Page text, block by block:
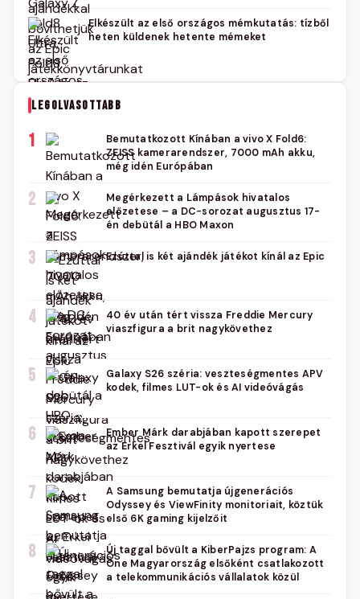
Elkészült az első országos mémkutatás: tízből
heten küldenek hetente mémeket
LEGOLVASOTTABB
1
Bemutatkozott Kínában a vivo X Fold6:
ZEISS kamerarendszer, 7000 mAh akku,
még idén Európában
2
Megérkezett a Lámpások hivatalos
előzetese – a DC-sorozat augusztus 17-
én debütál a HBO Maxon
3 Ezúttal is két ajándék játékot kínál az Epic
4
40 év után tért vissza Freddie Mercury
viaszfigura a brit nagykövethez
5
Galaxy S26 széria: veszteségmentes APV
kodek, filmes LUT-ok és AI videóvágás
6
Ember Márk darabjában kapott szerepet
az Erkel Fesztivál egyik nyertese
7
A Samsung bemutatja újgenerációs
Odyssey és ViewFinity monitoriait, köztük
első 6K gaming kijelzőit
8
Új taggal bővült a KiberPajzs program: A
One Magyarország elsőként csatlakozott
a telekommunikációs vállalatok közül